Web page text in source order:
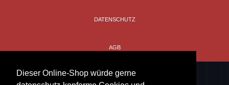
Dieser Online-Shop würde gerne
DATENSCHUTZ
AGB